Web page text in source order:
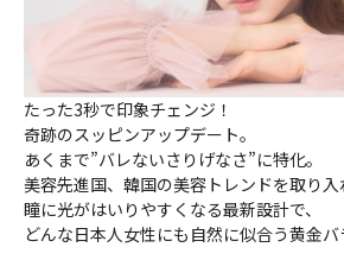
たった3秒で印象チェンジ！
奇跡のスッピンアップデート。
あくまで”バレないさりげなさ”に特化。
美容先進国、韓国の美容トレンドを取り入
瞳に光がはいりやすくなる最新設計で、
どんな日本人女性にも自然に似合う黄金バ